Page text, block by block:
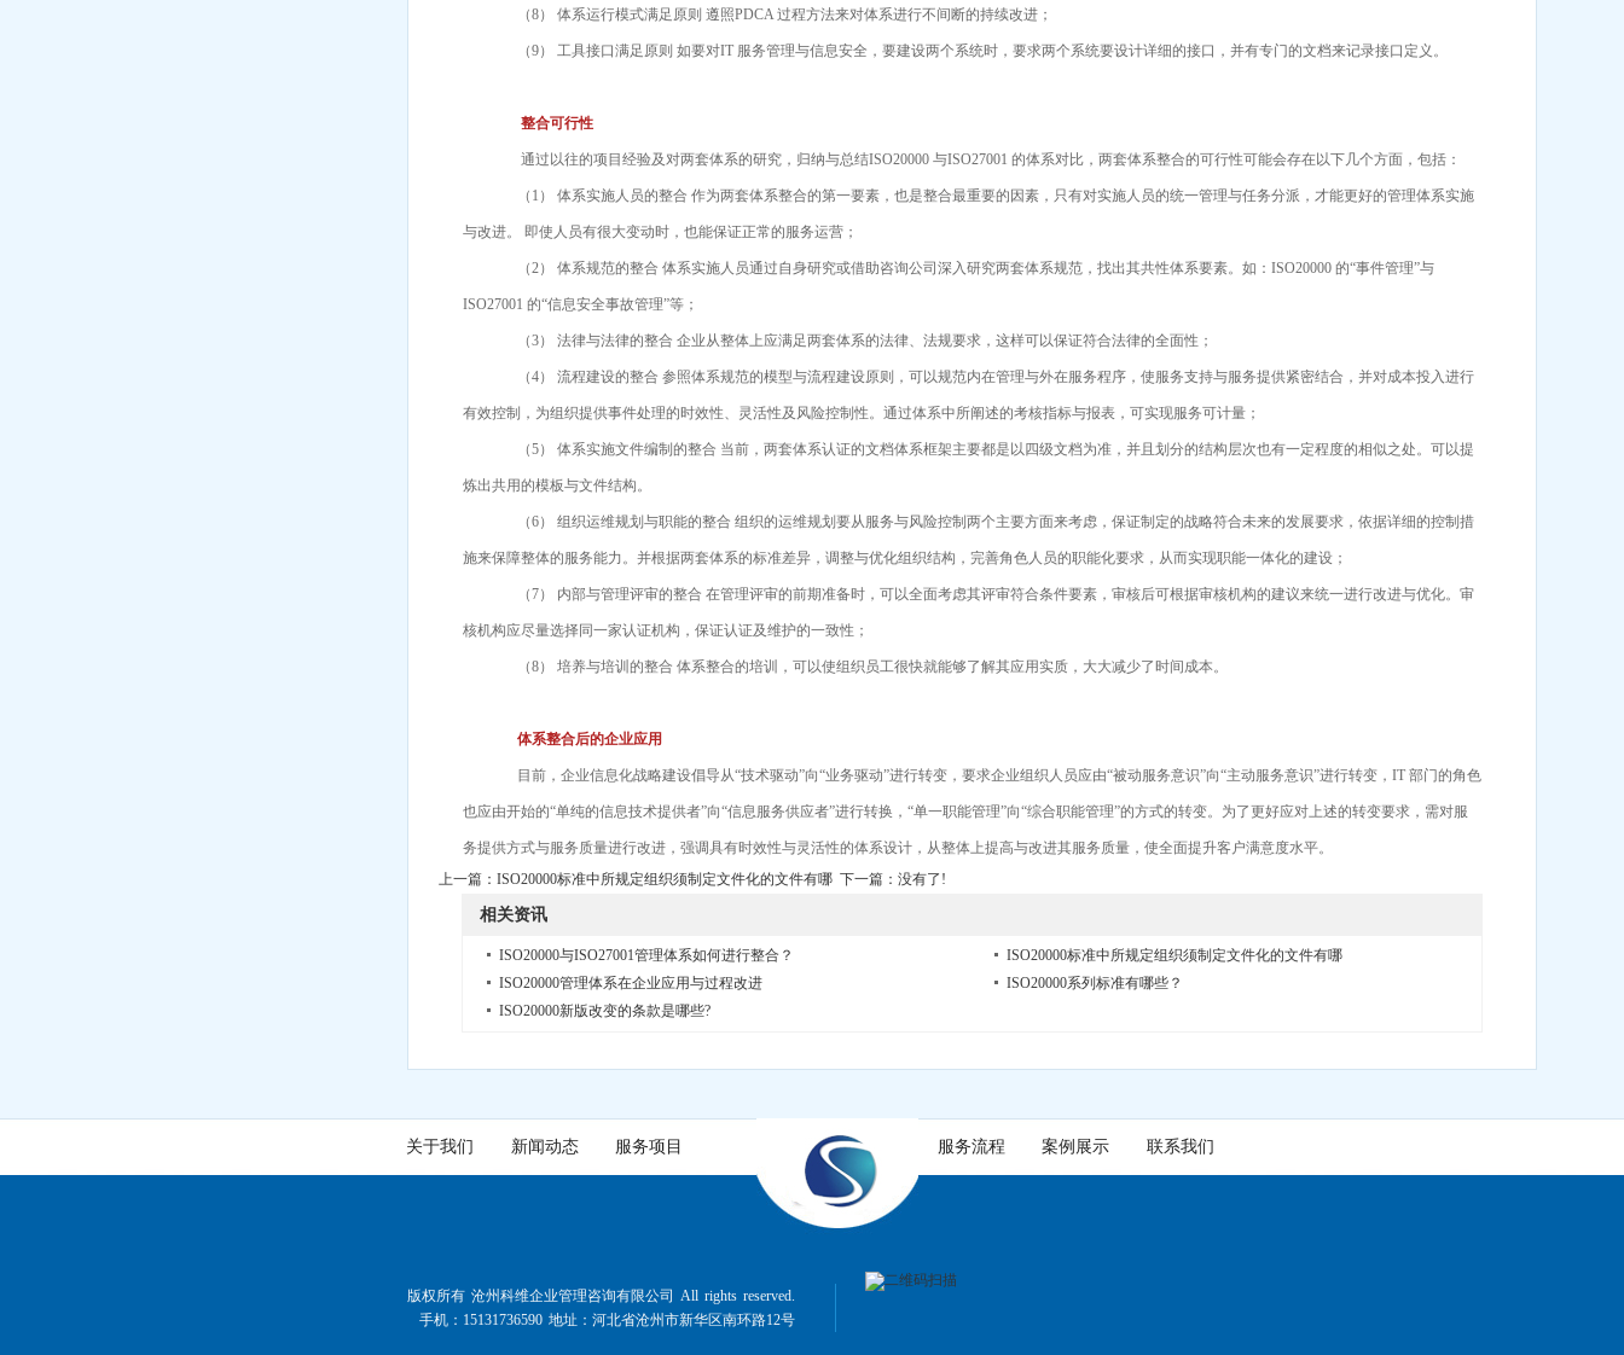
（8） 体系运行模式满足原则 遵照PDCA 过程方法来对体系进行不间断的持续改进；
（9） 工具接口满足原则 如要对IT 服务管理与信息安全，要建设两个系统时，要求两个系统要设计详细的接口，并有专门的文档来记录接口定义。
整合可行性
通过以往的项目经验及对两套体系的研究，归纳与总结ISO20000 与ISO27001 的体系对比，两套体系整合的可行性可能会存在以下几个方面，包括：
（1） 体系实施人员的整合 作为两套体系整合的第一要素，也是整合最重要的因素，只有对实施人员的统一管理与任务分派，才能更好的管理体系实施
与改进。 即使人员有很大变动时，也能保证正常的服务运营；
（2） 体系规范的整合 体系实施人员通过自身研究或借助咨询公司深入研究两套体系规范，找出其共性体系要素。如：ISO20000 的“事件管理”与
ISO27001 的“信息安全事故管理”等；
（3） 法律与法律的整合 企业从整体上应满足两套体系的法律、法规要求，这样可以保证符合法律的全面性；
（4） 流程建设的整合 参照体系规范的模型与流程建设原则，可以规范内在管理与外在服务程序，使服务支持与服务提供紧密结合，并对成本投入进行
有效控制，为组织提供事件处理的时效性、灵活性及风险控制性。通过体系中所阐述的考核指标与报表，可实现服务可计量；
（5） 体系实施文件编制的整合 当前，两套体系认证的文档体系框架主要都是以四级文档为准，并且划分的结构层次也有一定程度的相似之处。可以提
炼出共用的模板与文件结构。
（6） 组织运维规划与职能的整合 组织的运维规划要从服务与风险控制两个主要方面来考虑，保证制定的战略符合未来的发展要求，依据详细的控制措
施来保障整体的服务能力。并根据两套体系的标准差异，调整与优化组织结构，完善角色人员的职能化要求，从而实现职能一体化的建设；
（7） 内部与管理评审的整合 在管理评审的前期准备时，可以全面考虑其评审符合条件要素，审核后可根据审核机构的建议来统一进行改进与优化。审
核机构应尽量选择同一家认证机构，保证认证及维护的一致性；
（8） 培养与培训的整合 体系整合的培训，可以使组织员工很快就能够了解其应用实质，大大减少了时间成本。
体系整合后的企业应用
目前，企业信息化战略建设倡导从“技术驱动”向“业务驱动”进行转变，要求企业组织人员应由“被动服务意识”向“主动服务意识”进行转变，IT 部门的角色
也应由开始的“单纯的信息技术提供者”向“信息服务供应者”进行转换，“单一职能管理”向“综合职能管理”的方式的转变。为了更好应对上述的转变要求，需对服
务提供方式与服务质量进行改进，强调具有时效性与灵活性的体系设计，从整体上提高与改进其服务质量，使全面提升客户满意度水平。
上一篇： ISO20000标准中所规定组织须制定文件化的文件有哪 下一篇：没有了!
相关资讯
ISO20000与ISO27001管理体系如何进行整合？
ISO20000标准中所规定组织须制定文件化的文件有哪
ISO20000管理体系在企业应用与过程改进
ISO20000系列标准有哪些？
ISO20000新版改变的条款是哪些?
关于我们 新闻动态 服务项目 服务流程 案例展示 联系我们
版权所有 沧州科维企业管理咨询有限公司 All rights reserved.
手机：15131736590 地址：河北省沧州市新华区南环路12号